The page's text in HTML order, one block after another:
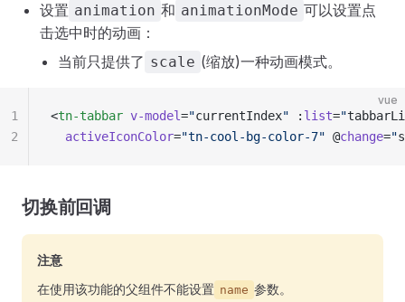
设置 animation 和 animationMode 可以设置点
击选中时的动画：
当前只提供了 scale (缩放)一种动画模式。
vue
<tn-tabbar v-model="currentIndex" : list="
  activeIconColor
="tn-cool-bg-color-7" @change="
1
2
切换前回调
注意
在使用该功能的父组件不能设置 name 参数。